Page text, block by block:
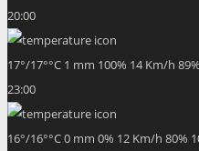
20:00
17°/17°°C 1 mm 100% 14 Km/h 89%
23:00
16°/16°°C0 mm 0% 12 Km/h 80%